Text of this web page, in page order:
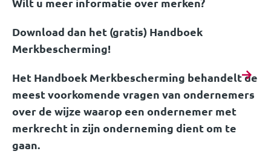
Download dan het (gratis) Handboek
Merkbescherming!
Het Handboek Merkbescherming behandelt de
meest voorkomende vragen van ondernemers
over de wijze waarop een ondernemer met
merkrecht in zijn onderneming dient om te
gaan.